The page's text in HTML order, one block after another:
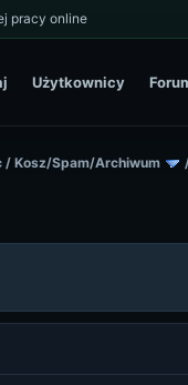
pracy online
Użytkownicy
/ Kosz/Spam/Archiwum